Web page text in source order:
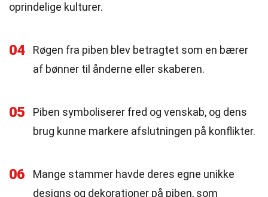
oprindelige kulturer.
04
Røgen fra piben blev betragtet som en bærer
af bønner til ånderne eller skaberen.
05
Piben symboliserer fred og venskab, og dens
brug kunne markere afslutningen på konflikter.
06
Mange stammer havde deres egne unikke
designs og dekorationer på piben, som